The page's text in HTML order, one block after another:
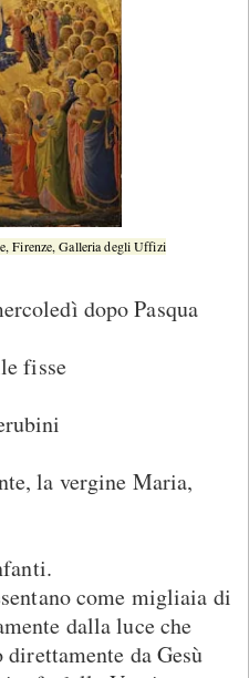
Firenze, Galleria degli Uffizi
dopo Pasqua
fisse
la vergine Maria,
come migliaia di
dalla luce che
da Gesù